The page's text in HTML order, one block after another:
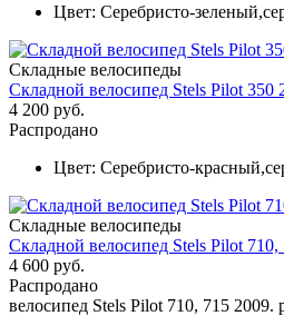
Цвет: Серебристо-
Складные велосипеды
Складной велосипед Stels Pilot 350
4 200 руб.
Распродано
Цвет: Серебристо-
Складные велосипеды
Складной велосипед Stels Pilot 710,
4 600 руб.
Распродано
велосипед Stels Pilot 710, 715